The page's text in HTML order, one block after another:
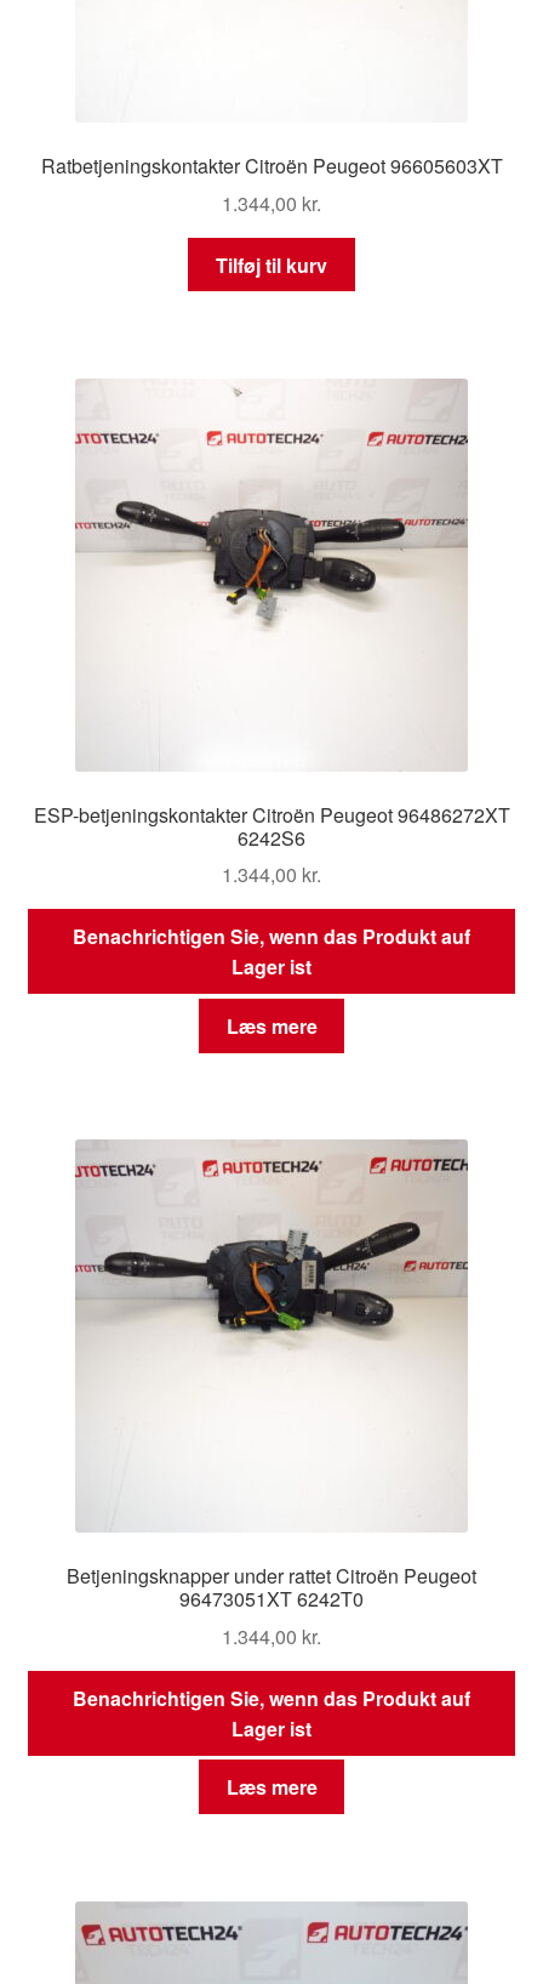
Ratbetjeningskontakter Citroën Peugeot 96605603XT
1.344,00 kr.
Tilføj til kurv
ESP-betjeningskontakter Citroën Peugeot 96486272XT
6242S6
1.344,00 kr.
Benachrichtigen Sie, wenn das Produkt auf
Lager ist
Læs mere
Betjeningsknapper under rattet Citroën Peugeot
96473051XT 6242T0
1.344,00 kr.
Benachrichtigen Sie, wenn das Produkt auf
Lager ist
Læs mere